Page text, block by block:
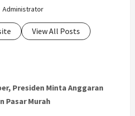
Administrator
View All Posts
Presiden Minta Anggaran
Pasar Murah